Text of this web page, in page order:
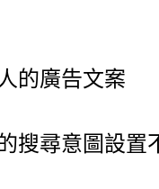
的廣告文案
搜尋意圖設置